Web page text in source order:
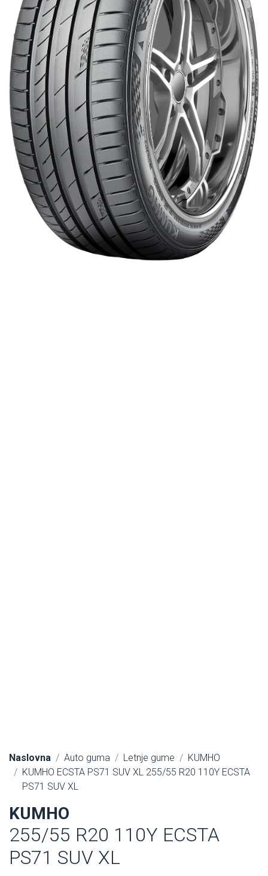
Naslovna Auto guma Letnje gume
KUMHO
KUMHO ECSTA PS71 SUV XL 255/55 R20 110Y ECSTA
PS71 SUV XL
KUMHO
255/55 R20 110Y ECSTA
PS71 SUV XL